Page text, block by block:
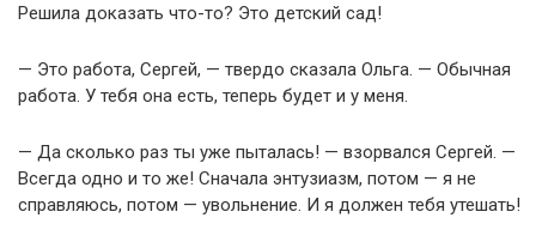
Решила доказать что-то? Это детский сад!
— Это работа, Сергей, — твердо сказала Ольга. — Обычная
работа. У тебя она есть, теперь будет и у меня.
— Да сколько раз ты уже пыталась! — взорвался Сергей. —
Всегда одно и то же! Сначала энтузиазм, потом — я не
справляюсь, потом — увольнение. И я должен тебя утешать!